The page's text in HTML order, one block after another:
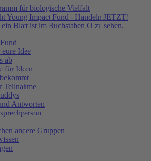
Idee
ab
für Ideen
Teilnahme
Antworten
andere Gruppen